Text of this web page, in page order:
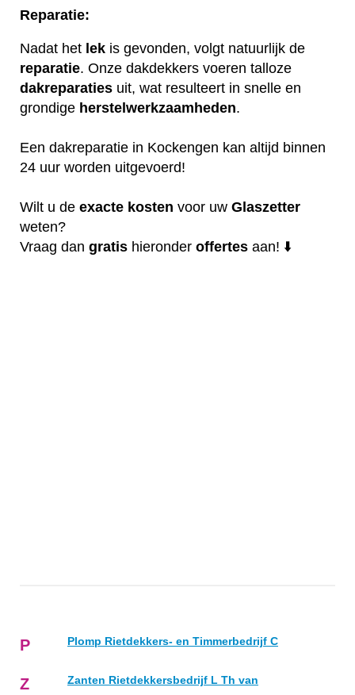
Reparatie:
Nadat het lek is gevonden, volgt natuurlijk de
reparatie. Onze dakdekkers voeren talloze
dakreparaties uit, wat resulteert in snelle en
grondige herstelwerkzaamheden.
Een dakreparatie in Kockengen kan altijd binnen
24 uur worden uitgevoerd!
Wilt u de exacte kosten voor uw Glaszetter
weten?
Vraag dan gratis hieronder offertes aan! ⬇️
P Plomp Rietdekkers- en Timmerbedrijf C
Z
Zanten Rietdekkersbedrijf L Th van